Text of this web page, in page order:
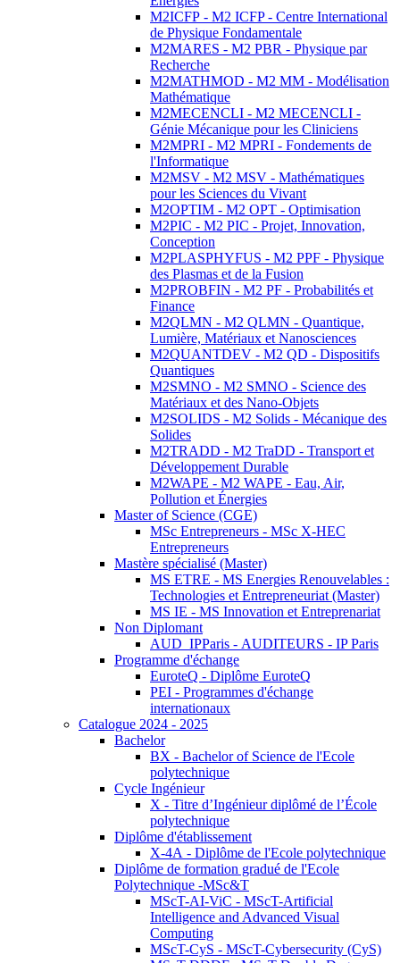
M2ICFP - M2 ICFP - Centre International
de Physique Fondamentale
M2MARES - M2 PBR - Physique par
Recherche
M2MATHMOD - M2 MM - Modélisation
Mathématique
M2MECENCLI - M2 MECENCLI -
Génie Mécanique pour les Cliniciens
M2MPRI - M2 MPRI - Fondements de
l'Informatique
M2MSV - M2 MSV - Mathématiques
pour les Sciences du Vivant
M2OPTIM - M2 OPT - Optimisation
M2PIC - M2 PIC - Projet, Innovation,
Conception
M2PLASPHYFUS - M2 PPF - Physique
des Plasmas et de la Fusion
M2PROBFIN - M2 PF - Probabilités et
Finance
M2QLMN - M2 QLMN - Quantique,
Lumière, Matériaux et Nanosciences
M2QUANTDEV - M2 QD - Dispositifs
Quantiques
M2SMNO - M2 SMNO - Science des
Matériaux et des Nano-Objets
M2SOLIDS - M2 Solids - Mécanique des
Solides
M2TRADD - M2 TraDD - Transport et
Développement Durable
M2WAPE - M2 WAPE - Eau, Air,
Pollution et Énergies
Master of Science (CGE)
MSc Entrepreneurs - MSc X-HEC
Entrepreneurs
Mastère spécialisé (Master)
MS ETRE - MS Energies Renouvelables :
Technologies et Entrepreneuriat (Master)
MS IE - MS Innovation et Entreprenariat
Non Diplomant
AUD_IPParis - AUDITEURS - IP Paris
Programme d'échange
EuroteQ - Diplôme EuroteQ
PEI - Programmes d'échange
internationaux
Catalogue 2024 - 2025
Bachelor
BX - Bachelor of Science de l'Ecole
polytechnique
Cycle Ingénieur
X - Titre d’Ingénieur diplômé de l’École
polytechnique
Diplôme d'établissement
X-4A - Diplôme de l'Ecole polytechnique
Diplôme de formation gradué de l'Ecole
Polytechnique -MSc&T
MScT-AI-ViC - MScT-Artificial
Intelligence and Advanced Visual
Computing
MScT-CyS - MScT-Cybersecurity (CyS)